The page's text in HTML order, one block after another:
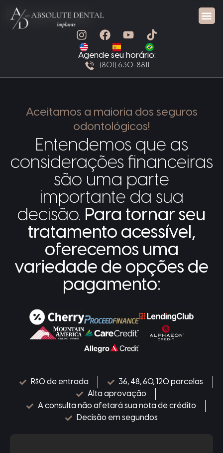
Agende seu horário:
(801) 630-8811
Finanças
Aceitamos a maioria dos seguros
odontológicos!
Entendemos que as
considerações financeiras
são uma parte
importante da sua
decisão. Para tornar seu
tratamento acessível,
oferecemos uma
variedade de opções de
pagamento:
R$0 de entrada
36, 48, 60, 120 parcelas
Alta aprovação
A consulta não afetará sua nota de crédito
Decisão em segundos